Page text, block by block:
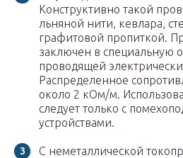
Конструктивно такой
льняной нити, кевлара,
графитовой пропиткой.
заключен в специальную
проводящей
Распределенное
около 2 кОм/м.
следует только с
устройствами.
С неметаллической